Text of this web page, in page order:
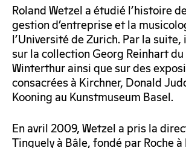
Roland Wetzel a étudié l’histoire
gestion d’entreprise et la
l’Université de Zurich. Par la
sur la collection Georg Reinhart
Winterthur ainsi que sur des
consacrées à Kirchner, Donald
Kooning au Kunstmuseum Basel.
En avril 2009, Wetzel a pris la
Tinguely à Bâle, fondé par Roche à